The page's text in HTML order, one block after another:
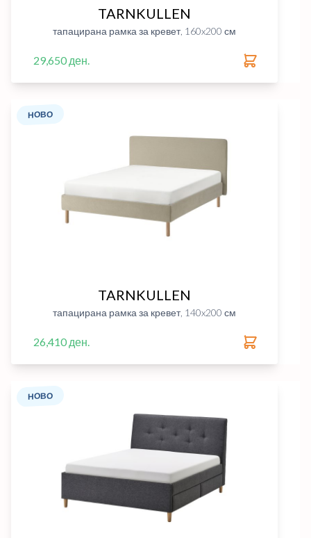
TARNKULLEN
тапацирана рамка за кревет, 160x200 см
29,650 ден.
НОВО
TARNKULLEN
тапацирана рамка за кревет, 140x200 см
26,410 ден.
НОВО